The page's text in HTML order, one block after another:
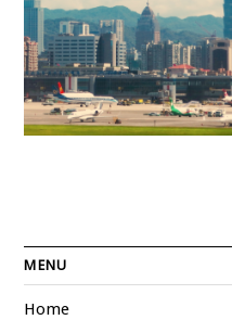
MENU
Home